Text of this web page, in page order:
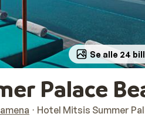
Se alle 24
Palace
Hotel Mitsis Summer